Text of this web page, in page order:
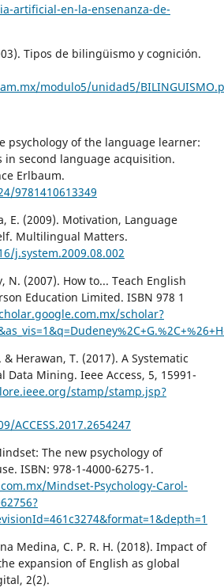
artificial-en-la-ensenanza-de-
Tipos de bilingüismo y cognición.
modulo5/unidad5/
psychology of the language learner:
second language acquisition.
Erlbaum.
9781410613349
E. (2009). Motivation, Language
Multilingual Matters.
j.system.2009.08.002
N. (2007). How to... Teach English
Education Limited. ISBN 978 1
scholar?
Herawan, T. (2017). A Systematic
Data Mining. Ieee Access, 5, 15991-
stamp/stamp.jsp?
ACCESS.2017.2654247
The new psychology of
ISBN: 978-1-4000-6275-1.
Mindset-Psychology-Carol-
Medina, C. P. R. H. (2018). Impact of
expansion of English as global
2(2).